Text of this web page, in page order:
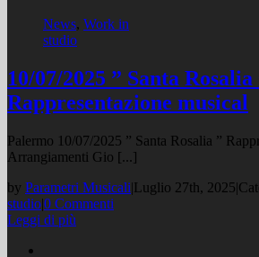
News, Work in
studio
10/07/2025 ” Santa Rosalia
Rappresentazione musical
Palermo 10/07/2025 ” Santa Rosalia ”
Arrangiamenti Gio [...]
by Parametri Musicali|Luglio 27th, 2025|
studio|0 Commenti
Leggi di più